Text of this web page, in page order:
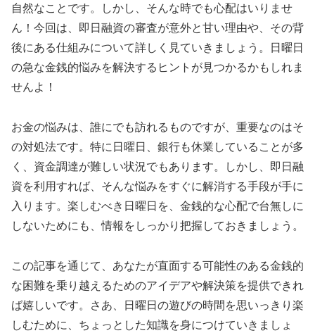
自然なことです。しかし、そんな時でも心配はいりませ
ん！今回は、即日融資の審査が意外と甘い理由や、その背
後にある仕組みについて詳しく見ていきましょう。日曜日
の急な金銭的悩みを解決するヒントが見つかるかもしれま
せんよ！
お金の悩みは、誰にでも訪れるものですが、重要なのはそ
の対処法です。特に日曜日、銀行も休業していることが多
く、資金調達が難しい状況でもあります。しかし、即日融
資を利用すれば、そんな悩みをすぐに解消する手段が手に
入ります。楽しむべき日曜日を、金銭的な心配で台無しに
しないためにも、情報をしっかり把握しておきましょう。
この記事を通じて、あなたが直面する可能性のある金銭的
な困難を乗り越えるためのアイデアや解決策を提供できれ
ば嬉しいです。さあ、日曜日の遊びの時間を思いっきり楽
しむために、ちょっとした知識を身につけていきましょ